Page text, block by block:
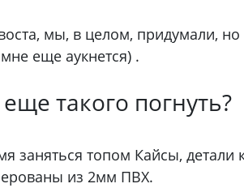
мы, в целом, придумали,
еще аукнется) .
такого погнуть?
заняться топом Кайсы, детали
из 2мм ПВХ.